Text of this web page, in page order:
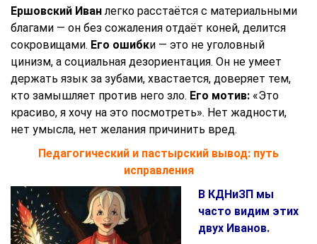
Ершовский Иванлегко расстаётся с материальными
благами — он без сожаления отдаёт коней, делится
сокровищами. Его ошибки — это не уголовный
цинизм, а социальная дезориентация. Он не умеет
держать язык за зубами, хвастается, доверяет тем,
кто замышляет против него зло. Его мотив: «Это
красиво, я хочу на это посмотреть». Нет жадности,
нет умысла, нет желания причинить вред.
Педагогический и пастырский вывод: путь
исправления
В КДНиЗП мы
часто видим этих
двух Иванов.